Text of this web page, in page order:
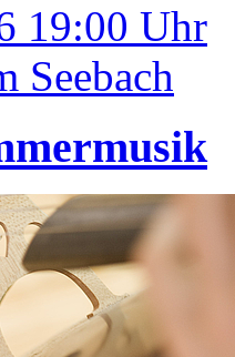
19:00 Uhr
Seebach